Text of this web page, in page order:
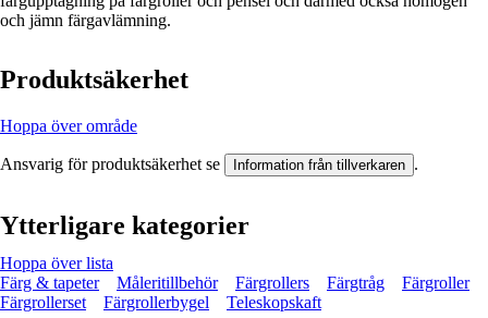
och jämn färgavlämning.
Produktsäkerhet
Hoppa över område
Ansvarig för produktsäkerhet se Information från tillverkaren .
Ytterligare kategorier
Hoppa över lista
Färg & tapeter
Måleritillbehör Färgrollers Färgtråg
Färgroller
Färgrollerset
Färgrollerbygel Teleskopskaft